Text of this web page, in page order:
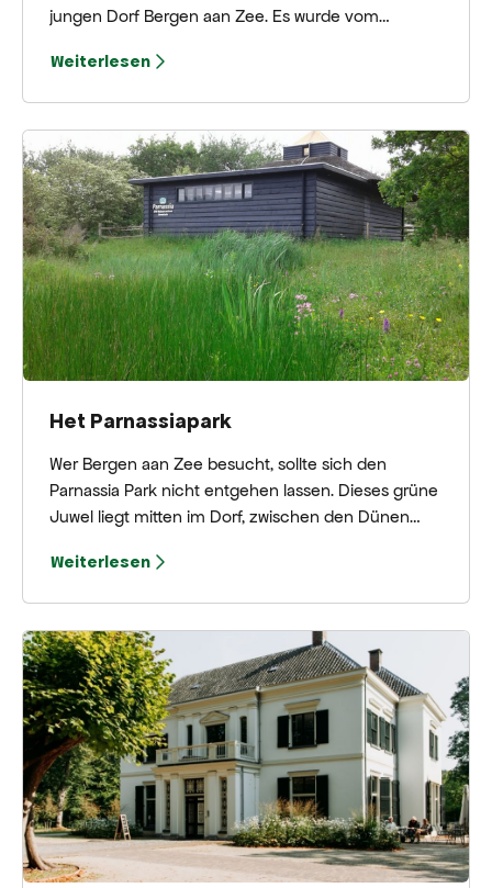
jungen Dorf Bergen aan Zee. Es wurde vom
in Amsterdam gebaut und war für urbane
Weiterlesen
Het Parnassiapark
Wer Bergen aan Zee besucht, sollte sich den
Parnassia Park nicht entgehen lassen. Dieses grüne
Juwel liegt mitten im Dorf, zwischen den Dünen
Paradies. Gewundene Pfade, Dünenrosen, Teiche
entfliehen.
Weiterlesen